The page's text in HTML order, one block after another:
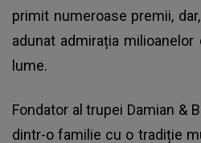
primit numeroase premii,
adunat admirația
lume.
Fondator al trupei Damian &
dintr-o familie cu o tradiție